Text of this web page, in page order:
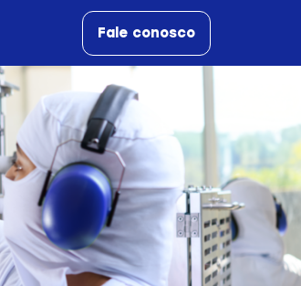
Fale conosco